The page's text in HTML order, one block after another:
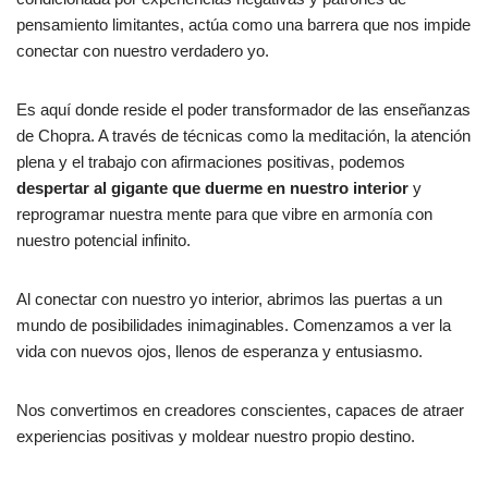
pensamiento limitantes, actúa como una barrera que nos impide
conectar con nuestro verdadero yo.
Es aquí donde reside el poder transformador de las enseñanzas
de Chopra. A través de técnicas como la meditación, la atención
plena y el trabajo con afirmaciones positivas, podemos
despertar al gigante que duerme en nuestro interior y
reprogramar nuestra mente para que vibre en armonía con
nuestro potencial infinito.
Al conectar con nuestro yo interior, abrimos las puertas a un
mundo de posibilidades inimaginables. Comenzamos a ver la
vida con nuevos ojos, llenos de esperanza y entusiasmo.
Nos convertimos en creadores conscientes, capaces de atraer
experiencias positivas y moldear nuestro propio destino.